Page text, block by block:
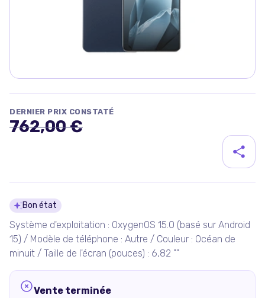
DERNIER PRIX CONSTATÉ
762,00 €
Détails du produit
Bon état
Système d'exploitation : OxygenOS 15.0 (basé sur Android
15) / Modèle de téléphone : Autre / Couleur : Océan de
minuit / Taille de l'écran (pouces) : 6,82 ""
Vente terminée